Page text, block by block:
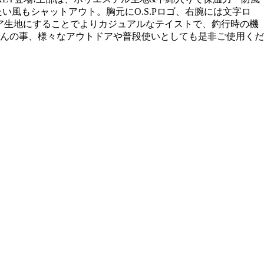
もシャットアウト。胸元にO.S.Pロゴ、右腕には文字ロ
地にすることでよりカジュアルなテイストで、釣行時の機
の事、様々なアウトドアや普段使いとしても是非ご使用くだ